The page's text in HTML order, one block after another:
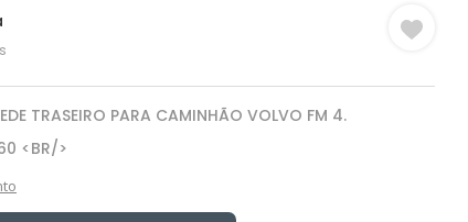
TRASEIRO PARA CAMINHÃO VOLVO FM 4.
<BR/>